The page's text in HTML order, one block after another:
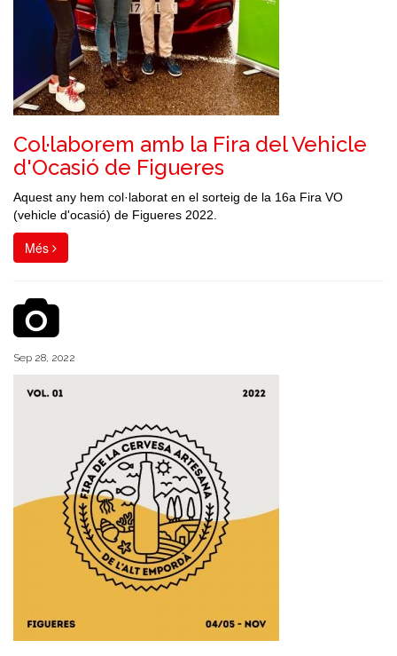
Col·laborem amb la Fira del Vehicle
d'Ocasió de Figueres
Aquest any hem col·laborat en el sorteig de la 16a Fira VO
(vehicle d'ocasió) de Figueres 2022.
Més
Sep 28, 2022